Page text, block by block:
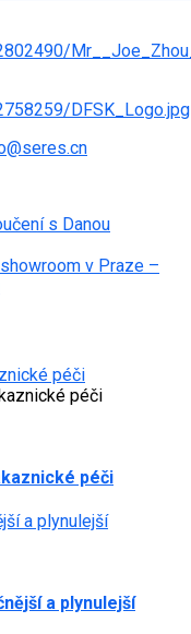
DFSK_Logo.jpg
s Danou
v Praze –
péči
péči
a plynulejší
a plynulejší